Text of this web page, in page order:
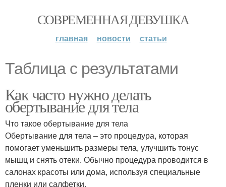
СОВРЕМЕННАЯ ДЕВУШКА
главная новости статьи
Таблица с результатами
Как часто нужно делать
обертывание для тела
Что такое обертывание для тела
Обертывание для тела – это процедура, которая
помогает уменьшить размеры тела, улучшить тонус
мышц и снять отеки. Обычно процедура проводится в
салонах красоты или дома, используя специальные
пленки или салфетки.